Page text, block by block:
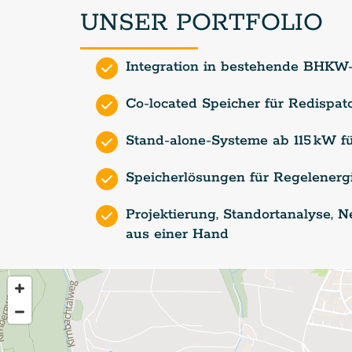
UNSER PORTFOLIO
Integration in bestehende
Co-located Speicher für
Stand-alone-Systeme ab 115
Speicherlösungen für
Projektierung, Standortanalyse,
aus einer Hand